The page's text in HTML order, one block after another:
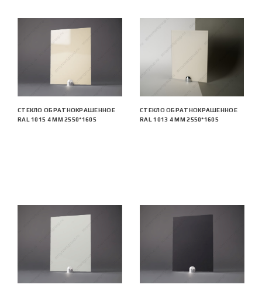
СТЕКЛО ОБРАТНОКРАШЕННОЕ
RAL 1015 4 ММ 2550*1605
СТЕКЛО ОБРАТНОКРАШЕННОЕ
RAL 1013 4 ММ 2550*1605